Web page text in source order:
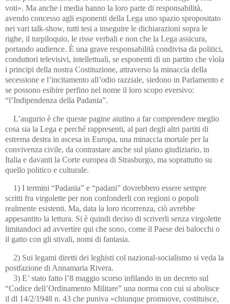
voti». Ma anche i media hanno la loro parte di responsabilità,
avendo concesso agli esponenti della Lega uno spazio spropositato
nei vari talk-show, tutti tesi a inseguire le dichiarazioni sopra le
righe, il turpiloquio, le risse verbali e non che la Lega assicura,
portando audience. È una grave responsabilità condivisa da politici,
conduttori televisivi, intellettuali, se esponenti di un partito che vìola
i principi della nostra Costituzione, attraverso la minaccia della
secessione e l’incitamento all’odio razziale, siedono in Parlamento e
se possono esibire perfino nel nome il loro scopo eversivo:
“l’Indipendenza della Padania”.
L’augurio è che queste pagine aiutino a far comprendere meglio
cosa sia la Lega e perché rappresenti, al pari degli altri partiti di
estrema destra in ascesa in Europa, una minaccia mortale per la
convivenza civile, da contrastare anche sul piano giudiziario, in
Italia e davanti la Corte europea di Strasburgo, ma soprattutto su
quello politico e culturale.
1) I termini “Padania” e “padani” dovrebbero essere sempre
scritti fra virgolette per non confonderli con regioni o popoli
realmente esistenti. Ma, data la loro ricorrenza, ciò avrebbe
appesantito la lettura. Si è quindi deciso di scriverli senza virgolette
limitandoci ad avvertire qui che sono, come il Paese dei balocchi o
il gatto con gli stivali, nomi di fantasia.
2) Sui legami diretti dei leghisti col nazional-socialismo si veda la
postfazione di Annamaria Rivera.
3) E’ stato fatto l’8 maggio scorso infilando in un decreto sul
“Codice dell’Ordinamento Militare” una norma con cui si abolisce
il dl 14/2/1948 n. 43 che puniva «chiunque promuove, costituisce,